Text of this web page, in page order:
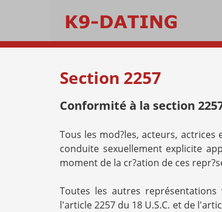
Section 2257
Conformité à la section
Tous les mod?les, acteurs,
conduite sexuellement explicite
moment de la cr?ation de ces
Toutes les autres
l'article 2257 du 18 U.S.C. et de